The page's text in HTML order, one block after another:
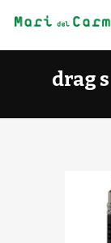
drag s